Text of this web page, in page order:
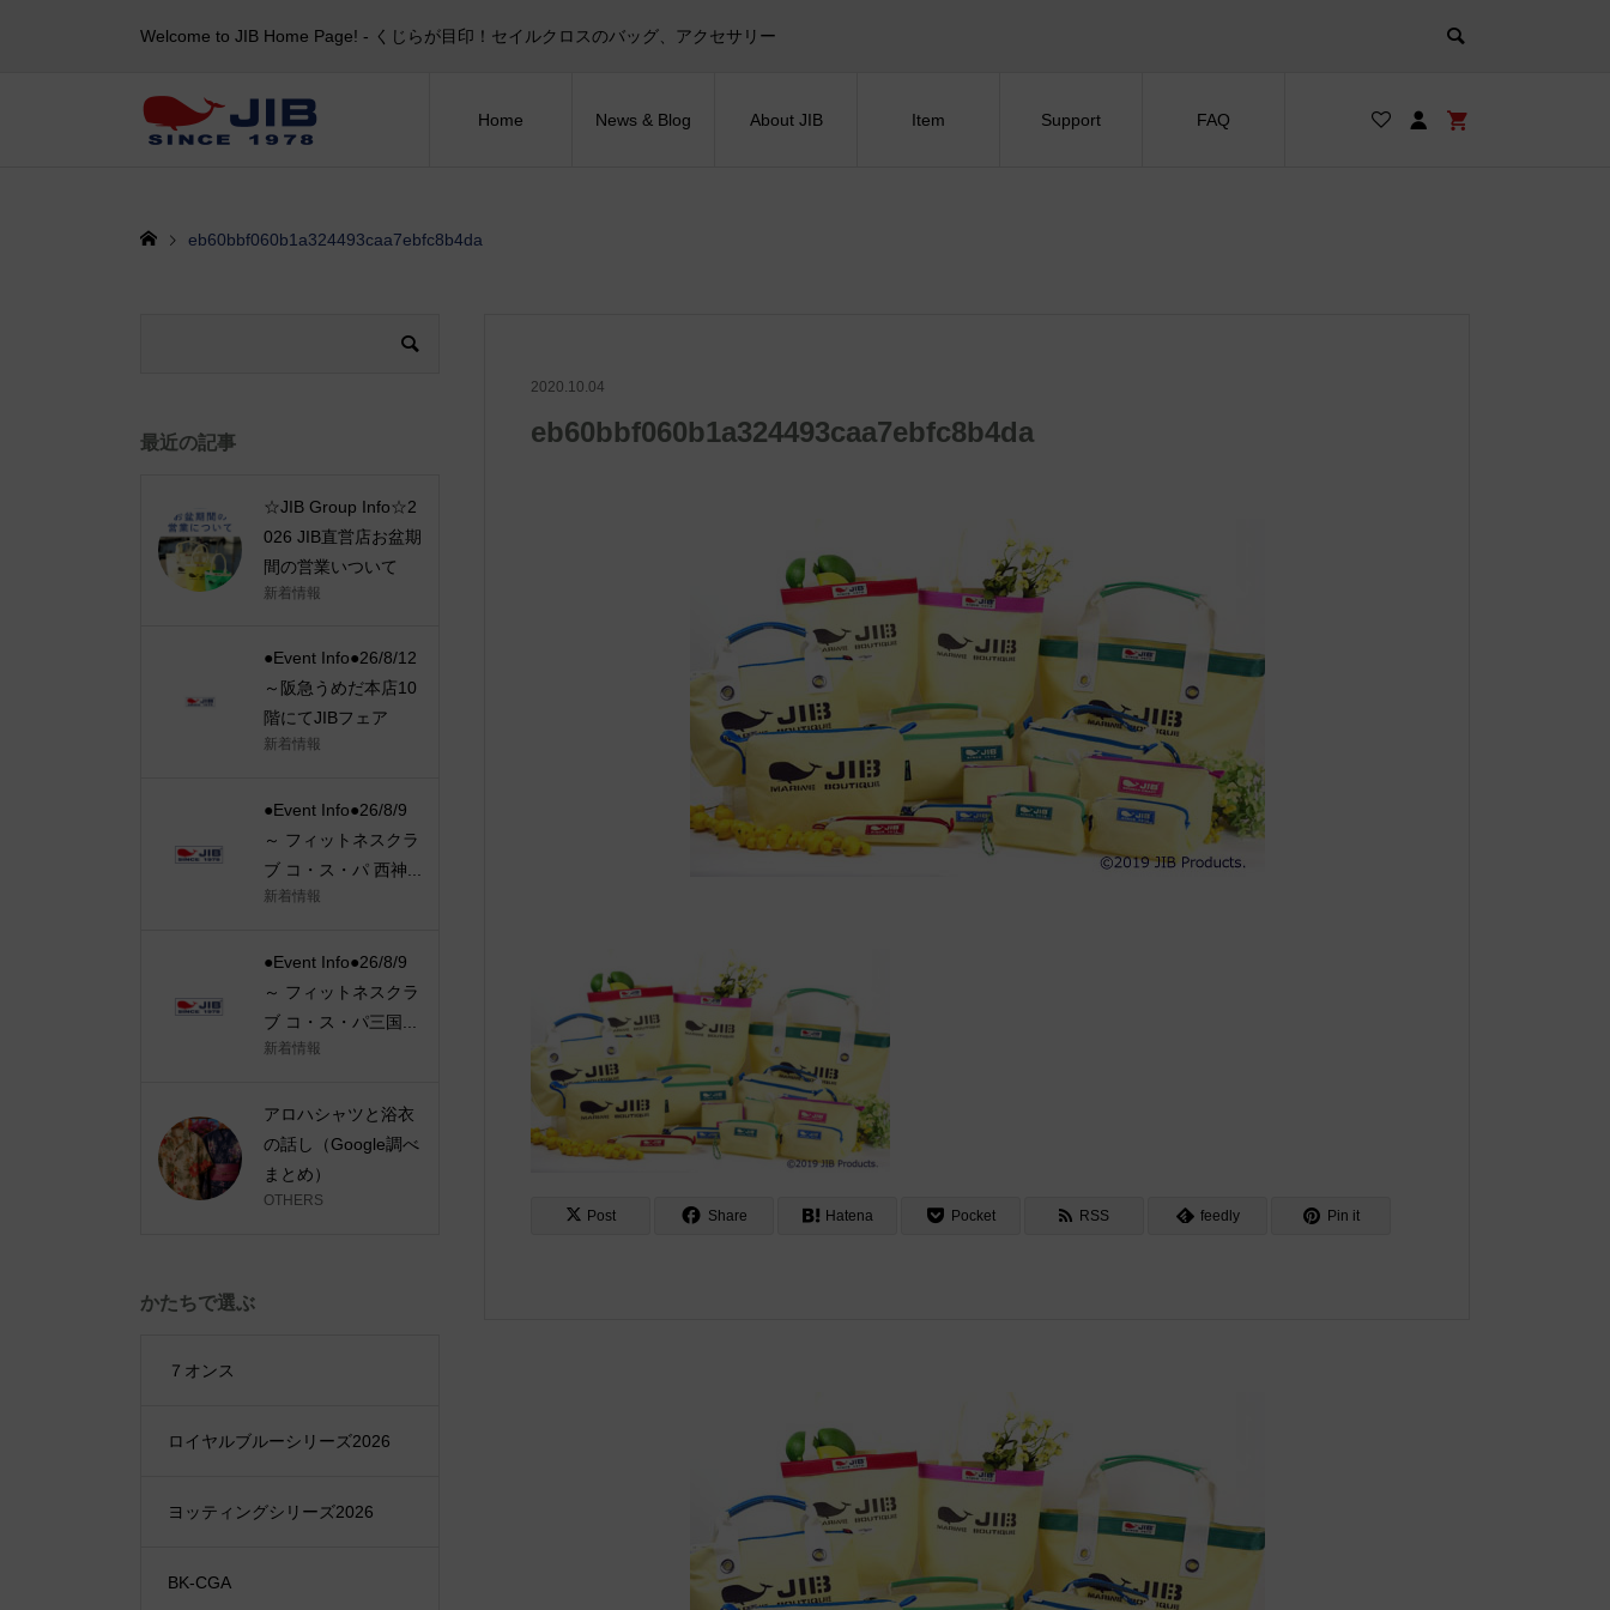
Welcome to JIB Home Page! ‐ くじらが目印！セイルクロスのバッグ、アクセサリー
Home News & Blog About JIB Item Support FAQ
eb60bbf060b1a324493caa7ebfc8b4da
2020.10.04
eb60bbf060b1a324493caa7ebfc8b4da
Post Share Hatena Pocket RSS feedly Pin it
最近の記事
☆JIB Group Info☆2
026 JIB直営店お盆期
間の営業いついて
新着情報
●Event Info●26/8/12
～阪急うめだ本店10
階にてJIBフェア
新着情報
●Event Info●26/8/9
～ フィットネスクラ
ブ コ・ス・パ 西神...
新着情報
●Event Info●26/8/9
～ フィットネスクラ
ブ コ・ス・パ三国...
新着情報
アロハシャツと浴衣
の話し（Google調べ
まとめ）
OTHERS
かたちで選ぶ
７オンス
ロイヤルブルーシリーズ2026
ヨッティングシリーズ2026
BK-CGA